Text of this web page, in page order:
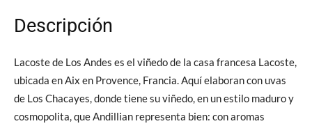
Descripción
Lacoste de Los Andes es el viñedo de la casa francesa Lacoste,
ubicada en Aix en Provence, Francia. Aquí elaboran con uvas
de Los Chacayes, donde tiene su viñedo, en un estilo maduro y
cosmopolita, que Andillian representa bien: con aromas